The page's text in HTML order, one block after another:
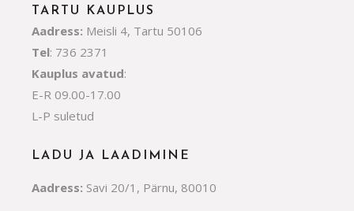
TARTU KAUPLUS
Aadress: Meisli 4, Tartu 50106
Tel: 736 2371
Kauplus avatud:
E-R 09.00-17.00
L-P suletud
LADU JA LAADIMINE
Aadress: Savi 20/1, Pärnu, 80010